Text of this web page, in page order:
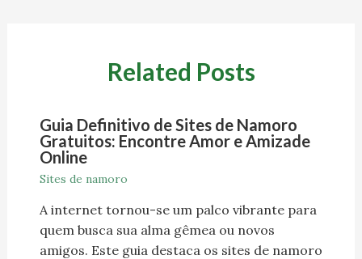
Related Posts
Guia Definitivo de Sites de Namoro
Gratuitos: Encontre Amor e Amizade
Online
Sites de namoro
A internet tornou-se um palco vibrante para
quem busca sua alma gêmea ou novos
amigos. Este guia destaca os sites de namoro